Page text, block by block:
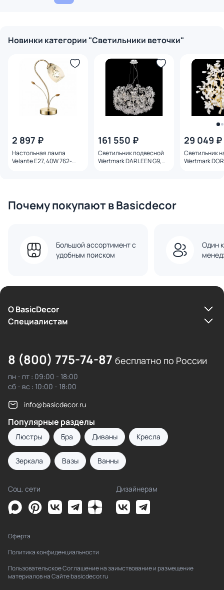
Новинки категории "Светильники веточки"
2 897 ₽
Настольная лампа
Velante E27, 40W 762-
161 550 ₽
Светильник подвесной
Wertmark DARLEEN G9,
29 049 ₽
Светильник
Wertmark
Почему покупают в Basicdecor
Большой ассортимент с
удобным поиском
Один
О BasicDecor
Cпециалистам
8 (800) 775-74-87 бесплатно по России
пн - пт : 09:00 - 18:00
сб - вс : 10:00 - 18:00
info@basicdecor.ru
Популярные разделы
Люстры Бра Диваны Кресла
Зеркала Вазы Ванны
Соц. сети Дизайнерам
Оферта
Политика конфиденциальности
Пользовательское Соглашение на заимствование и размещение
материалов на Сайте basicdecor.ru